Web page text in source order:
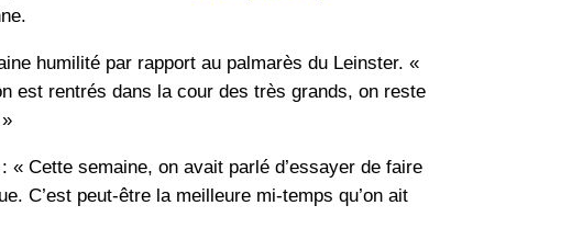
humilité par rapport au palmarès du Leinster. «
est rentrés dans la cour des très grands, on reste
Cette semaine, on avait parlé d’essayer de faire
C’est peut-être la meilleure mi-temps qu’on ait